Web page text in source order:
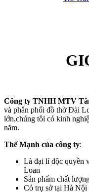
Công ty TNHH MTV
và phân phối đồ thờ Đài
lớn,chúng tôi có kinh
năm.
Thế Mạnh của công ty:
Là đại lí độc quyền
Loan
Sản phẩm chất
Có trụ sở tại Hà